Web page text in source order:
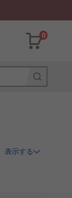
0
表示する